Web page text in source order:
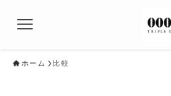
ホーム 比較